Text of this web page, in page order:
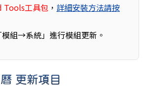
Tools工具包 ， 詳細安裝方法請按
組→系統」進行模組更新。
更新項目